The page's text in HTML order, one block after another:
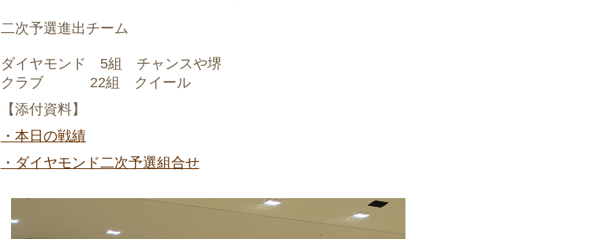
二次予選進出チーム
ダイヤモンド 5組 チャンスや堺
クラブ 22組 クイール
【添付資料】
・本日の戦績
・ダイヤモンド二次予選組合せ